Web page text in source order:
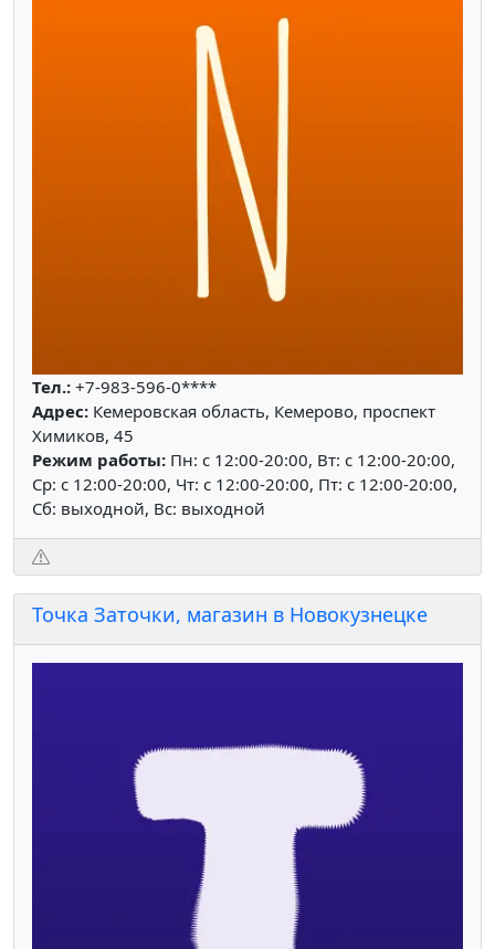
Тел.: +7-983-596-0****
Адрес: Кемеровская область, Кемерово, проспект
Химиков, 45
Режим работы: Пн: c 12:00-20:00, Вт: c 12:00-20:00,
Ср: c 12:00-20:00, Чт: c 12:00-20:00, Пт: c 12:00-20:00,
Сб: выходной, Вс: выходной
Точка Заточки, магазин в Новокузнецке